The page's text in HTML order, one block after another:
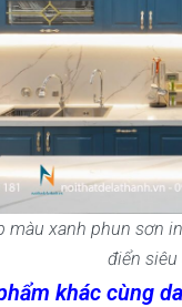
màu xanh phun sơn
điển siêu
khác cùng